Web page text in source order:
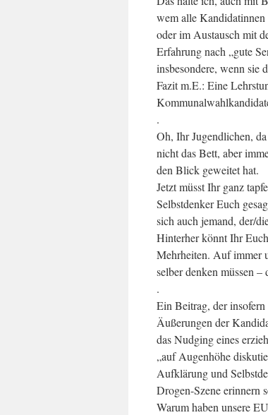
wem alle
oder im Austausch mit
Erfahrung nach „gute
insbesondere, wenn sie
Fazit m.E.: Eine
.
Oh, Ihr Jugendlichen,
nicht das Bett, aber
den Blick geweitet hat.
Jetzt müsst Ihr ganz
Selbstdenker Euch
sich auch jemand, der/
Hinterher könnt Ihr
Mehrheiten. Auf immer
selber denken müssen
.
Ein Beitrag, der
Äußerungen der
das Nudging eines
„auf Augenhöhe
Aufklärung und
Drogen-Szene erinnern
Warum haben unsere